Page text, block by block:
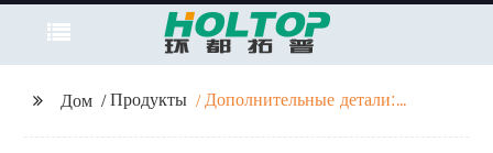
Дом Продукты
Дополнительные детали: